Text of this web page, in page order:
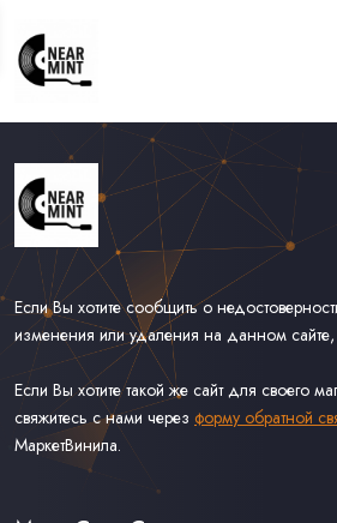
Если Вы хотите сообщить о
изменения или удаления на данном сайте,
Если Вы хотите такой же сайт для своего
свяжитесь с нами через форму обратной
МаркетВинила.